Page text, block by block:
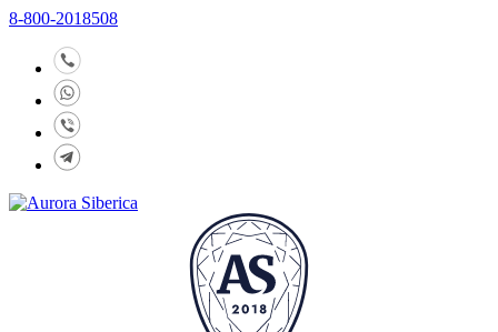
8-800-2018508